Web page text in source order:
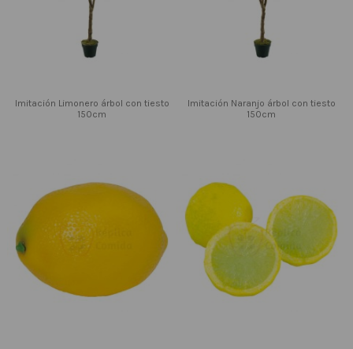
Imitación Limonero árbol con tiesto
150cm
Imitación Naranjo árbol con tiesto
150cm